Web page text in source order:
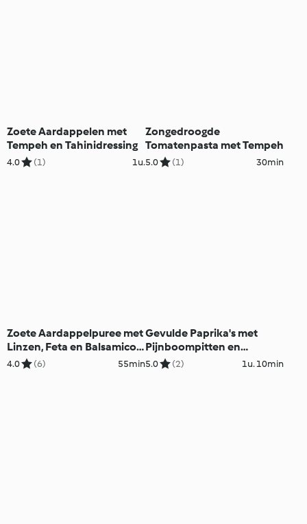
Zoete Aardappelen met
Tempeh en Tahinidressing
4.0 (1) 1u.
Zongedroogde
Tomatenpasta met Tempeh
5.0 (1) 30min
Zoete Aardappelpuree met
Linzen, Feta en Balsamico-
Uiensaus
4.0 (6) 55min
Gevulde Paprika's met
Pijnboompitten en
Rozijnen
5.0 (2) 1u. 10min